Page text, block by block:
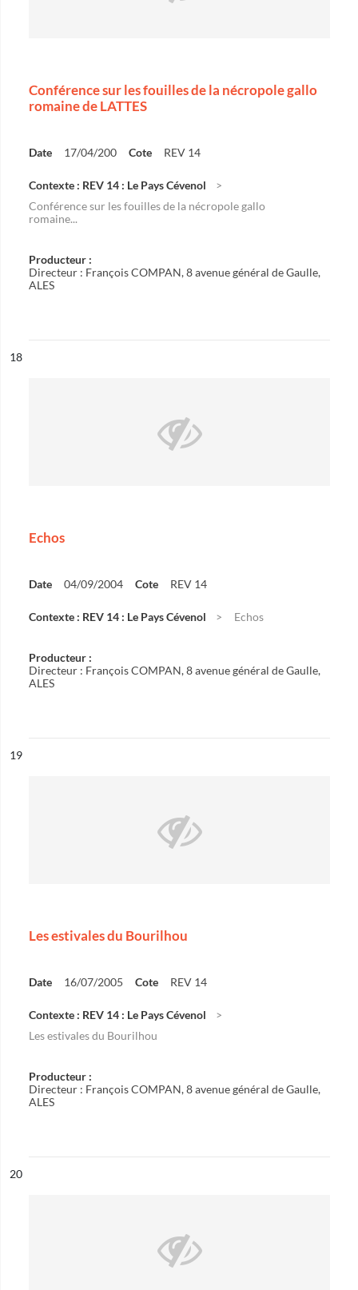
Conférence sur les fouilles de la nécropole gallo
romaine de LATTES
Date 17/04/200 Cote REV 14
Contexte : REV 14 : Le Pays Cévenol
Conférence sur les fouilles de la nécropole gallo
romaine...
Producteur :
Directeur : François COMPAN, 8 avenue général de Gaulle,
ALES
n°
18
Echos
Date 04/09/2004 Cote REV 14
Contexte : REV 14 : Le Pays Cévenol Echos
Producteur :
Directeur : François COMPAN, 8 avenue général de Gaulle,
ALES
n°
19
Les estivales du Bourilhou
Date 16/07/2005 Cote REV 14
Contexte : REV 14 : Le Pays Cévenol
Les estivales du Bourilhou
Producteur :
Directeur : François COMPAN, 8 avenue général de Gaulle,
ALES
n°
20